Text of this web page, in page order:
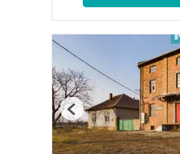
Previous